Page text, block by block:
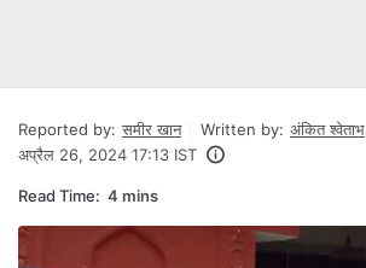
Reported by: समीर खान Written by: अंकित श्वेताभ
अप्रैल 26, 2024 17:13 IST
Read Time: 4 mins